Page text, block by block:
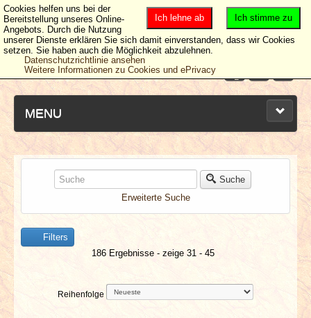
MENU
NEUESTE ARTIKEL
NEWS & DATES
BERICHTE
VERLOSUNGEN
Suche
Erweiterte Suche
Filters
186 Ergebnisse - zeige 31 - 45
Reihenfolge
Ich stimme zu
Ich lehne ab
Cookies helfen uns bei der
Bereitstellung unseres Online-
Angebots. Durch die Nutzung
unserer Dienste erklären Sie sich damit einverstanden, dass wir Cookies
setzen. Sie haben auch die Möglichkeit abzulehnen.
Datenschutzrichtlinie ansehen
Weitere Informationen zu Cookies und ePrivacy